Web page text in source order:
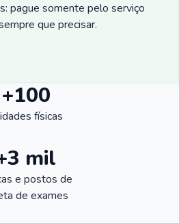
pague somente pelo serviço
que precisar.
+100
físicas
mil
e postos de
de exames